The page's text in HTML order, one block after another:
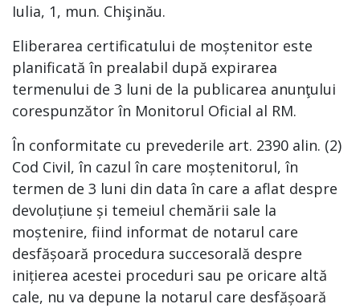
Iulia, 1, mun. Chişinău.
Eliberarea certificatului de moștenitor este
planificată în prealabil după expirarea
termenului de 3 luni de la publicarea anunţului
corespunzător în Monitorul Oficial al RM.
În conformitate cu prevederile art. 2390 alin. (2)
Cod Civil, în cazul în care moștenitorul, în
termen de 3 luni din data în care a aflat despre
devoluțiune și temeiul chemării sale la
moștenire, fiind informat de notarul care
desfășoară procedura succesorală despre
inițierea acestei proceduri sau pe oricare altă
cale, nu va depune la notarul care desfășoară